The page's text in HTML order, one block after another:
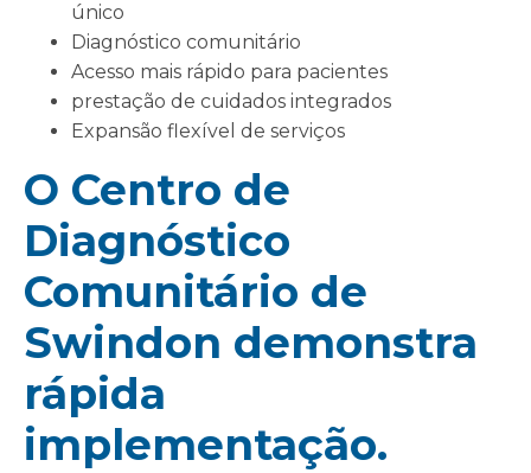
único
Diagnóstico comunitário
Acesso mais rápido para pacientes
prestação de cuidados integrados
Expansão flexível de serviços
O Centro de
Diagnóstico
Comunitário de
Swindon demonstra
rápida
implementação.